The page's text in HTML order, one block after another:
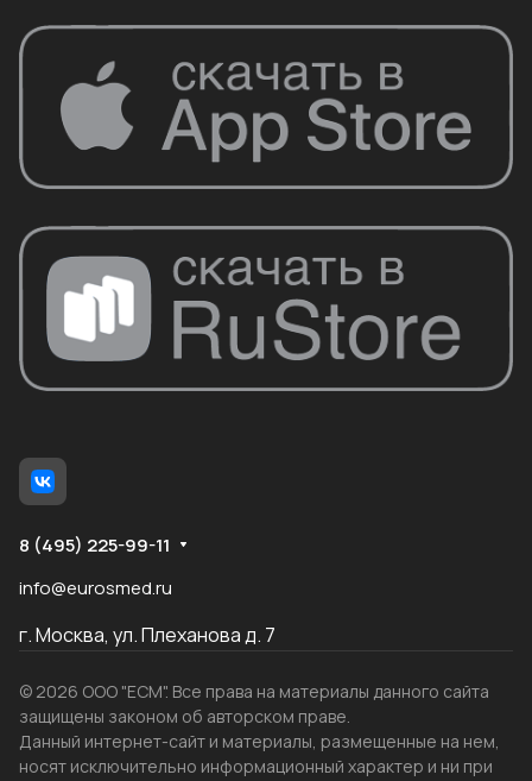
8 (495) 225-99-11
info@eurosmed.ru
г. Москва, ул. Плеханова д. 7
© 2026 ООО "ЕСМ". Все права на материалы данного сайта
защищены законом об авторском праве.
Данный интернет-сайт и материалы, размещенные на нем,
носят исключительно информационный характер и ни при